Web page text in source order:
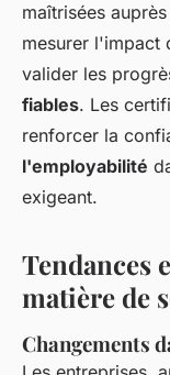
maîtrisées
mesurer l'impact
valider les
fiables. Les
renforcer la
l'employabilité
exigeant.
Tendances
matière de
Changements